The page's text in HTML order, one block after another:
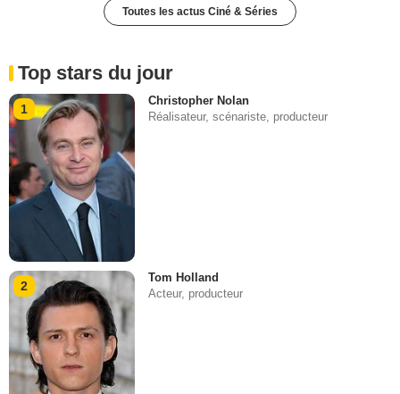
Toutes les actus Ciné & Séries
Top stars du jour
1
Christopher Nolan
Réalisateur, scénariste, producteur
2
Tom Holland
Acteur, producteur